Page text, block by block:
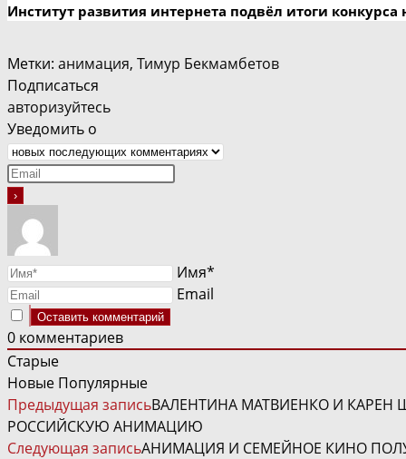
Институт развития интернета подвёл итоги
Метки: анимация, Тимур Бекмамбетов
Подписаться
авторизуйтесь
Уведомить о
Имя*
Email
0 комментариев
Старые
Новые Популярные
ЧИТАТЬ
ДАЛЕЕ
СТАТЬИ
Предыдущая записьВАЛЕНТИНА МАТВИЕНКО И
РОССИЙСКУЮ АНИМАЦИЮ
Следующая записьАНИМАЦИЯ И СЕМЕЙНОЕ КИНО